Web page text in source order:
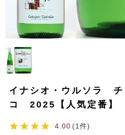
イナシオ・ウルソラ チ
コ 2025【人気定番】
4.00 1